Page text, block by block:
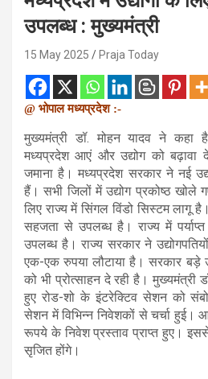
उपलब्ध : मुख्यमंत्री
15 May 2025 Praja Today
@ भोपाल मध्यप्रदेश :-
मुख्यमंत्री डॉ. मोहन यादव ने कहा
मध्यप्रदेश आएं और उद्योग को
जमाना है। मध्यप्रदेश सरकार ने नई
हैं। सभी जिलों में उद्योग प्रकोष्ठ
लिए राज्य में सिंगल विंडो सिस्टम लागू
सहजता से उपलब्ध है। राज्य में
उपलब्ध है। राज्य सरकार ने
एक-एक रुपया लौटाया है। सरकार बड़े
को भी प्रोत्साहन दे रही है। मुख्यमंत्री
हुए रोड-शो के इंटरेक्टिव सेशन को
सेशन में विभिन्न निवेशकों से चर्चा
रूपये के निवेश प्रस्ताव प्राप्त हुए।
सृजित होंगे।